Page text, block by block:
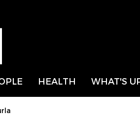
HEALTH WHAT'S